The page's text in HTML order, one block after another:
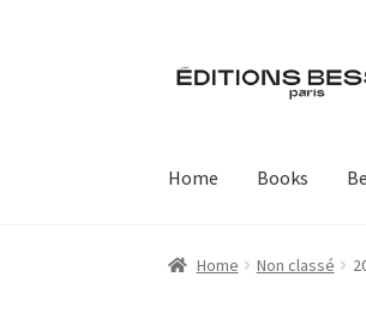
Skip
to
Skip
to
Home Books
Home Non classé